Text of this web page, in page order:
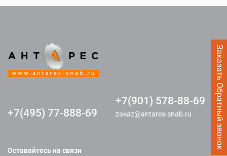
Заказать Обратный звонок
+7(495) 77-888-69
+7(901) 578-88-69
zakaz@antares-snab.ru
Оставайтесь на связи